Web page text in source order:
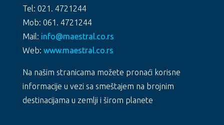
Tel: 021. 4721244
Mob: 061. 4721244
Mail: info@maestral.co.rs
Web: www.maestral.co.rs
Na našim stranicama možete pronaći korisne
informacije u vezi sa smeštajem na brojnim
destinacijama u zemlji i širom planete